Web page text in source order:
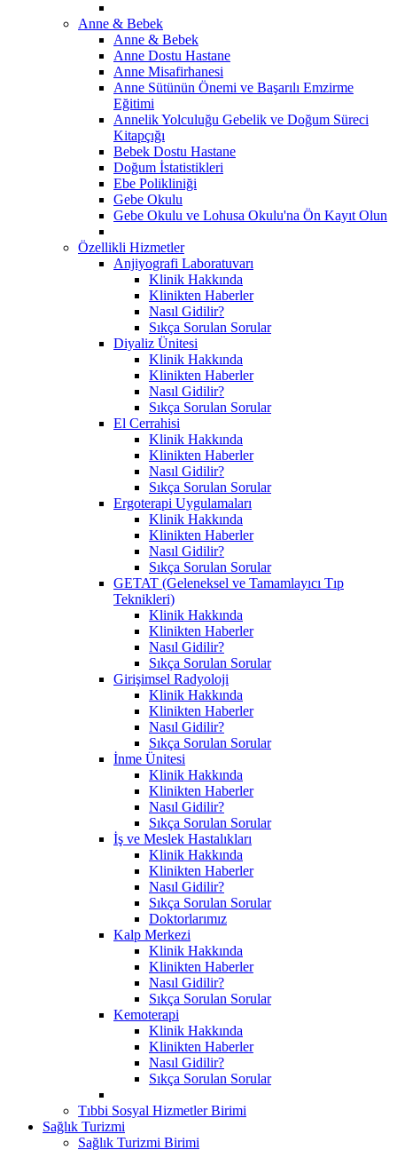
Anne & Bebek
Anne & Bebek
Anne Dostu Hastane
Anne Misafirhanesi
Anne Sütünün Önemi ve Başarılı Emzirme
Eğitimi
Annelik Yolculuğu Gebelik ve Doğum Süreci
Kitapçığı
Bebek Dostu Hastane
Doğum İstatistikleri
Ebe Polikliniği
Gebe Okulu
Gebe Okulu ve Lohusa Okulu'na Ön Kayıt Olun
Özellikli Hizmetler
Anjiyografi Laboratuvarı
Klinik Hakkında
Klinikten Haberler
Nasıl Gidilir?
Sıkça Sorulan Sorular
Diyaliz Ünitesi
Klinik Hakkında
Klinikten Haberler
Nasıl Gidilir?
Sıkça Sorulan Sorular
El Cerrahisi
Klinik Hakkında
Klinikten Haberler
Nasıl Gidilir?
Sıkça Sorulan Sorular
Ergoterapi Uygulamaları
Klinik Hakkında
Klinikten Haberler
Nasıl Gidilir?
Sıkça Sorulan Sorular
GETAT (Geleneksel ve Tamamlayıcı Tıp
Teknikleri)
Klinik Hakkında
Klinikten Haberler
Nasıl Gidilir?
Sıkça Sorulan Sorular
Girişimsel Radyoloji
Klinik Hakkında
Klinikten Haberler
Nasıl Gidilir?
Sıkça Sorulan Sorular
İnme Ünitesi
Klinik Hakkında
Klinikten Haberler
Nasıl Gidilir?
Sıkça Sorulan Sorular
İş ve Meslek Hastalıkları
Klinik Hakkında
Klinikten Haberler
Nasıl Gidilir?
Sıkça Sorulan Sorular
Doktorlarımız
Kalp Merkezi
Klinik Hakkında
Klinikten Haberler
Nasıl Gidilir?
Sıkça Sorulan Sorular
Kemoterapi
Klinik Hakkında
Klinikten Haberler
Nasıl Gidilir?
Sıkça Sorulan Sorular
Tıbbi Sosyal Hizmetler Birimi
Sağlık Turizmi
Sağlık Turizmi Birimi